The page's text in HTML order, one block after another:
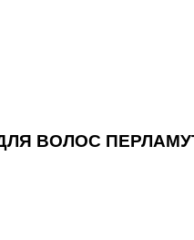
ДЛЯ ВОЛОС